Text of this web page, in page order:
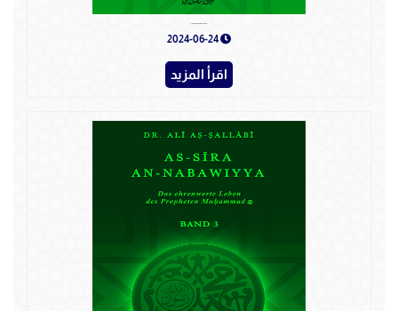
2024-06-24
اقرأ المزيد